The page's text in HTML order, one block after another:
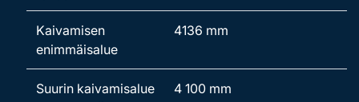
Kaivamisen
enimmäisalue
4136 mm
Suurin kaivamisalue
4 100 mm